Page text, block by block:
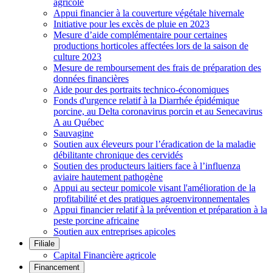
agricole
Appui financier à la couverture végétale hivernale
Initiative pour les excès de pluie en 2023
Mesure d’aide complémentaire pour certaines
productions horticoles affectées lors de la saison de
culture 2023
Mesure de remboursement des frais de préparation des
données financières
Aide pour des portraits technico-économiques
Fonds d'urgence relatif à la Diarrhée épidémique
porcine, au Delta coronavirus porcin et au Senecavirus
A au Québec
Sauvagine
Soutien aux éleveurs pour l’éradication de la maladie
débilitante chronique des cervidés
Soutien des producteurs laitiers face à l’influenza
aviaire hautement pathogène
Appui au secteur pomicole visant l'amélioration de la
profitabilité et des pratiques agroenvironnementales
Appui financier relatif à la prévention et préparation à la
peste porcine africaine
Soutien aux entreprises apicoles
Filiale
Capital Financière agricole
Financement